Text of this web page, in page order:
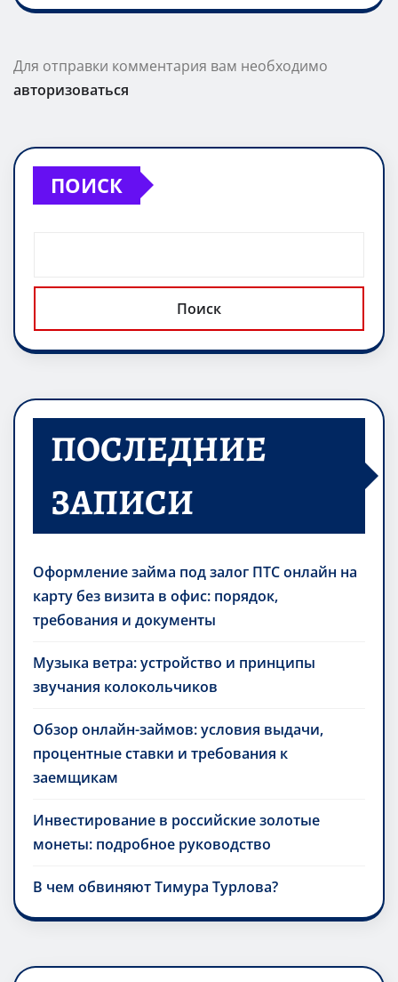
Для отправки комментария вам необходимо
авторизоваться
ПОИСК
Поиск
ПОСЛЕДНИЕ
ЗАПИСИ
Оформление займа под залог ПТС онлайн на
карту без визита в офис: порядок,
требования и документы
Музыка ветра: устройство и принципы
звучания колокольчиков
Обзор онлайн-займов: условия выдачи,
процентные ставки и требования к
заемщикам
Инвестирование в российские золотые
монеты: подробное руководство
В чем обвиняют Тимура Турлова?